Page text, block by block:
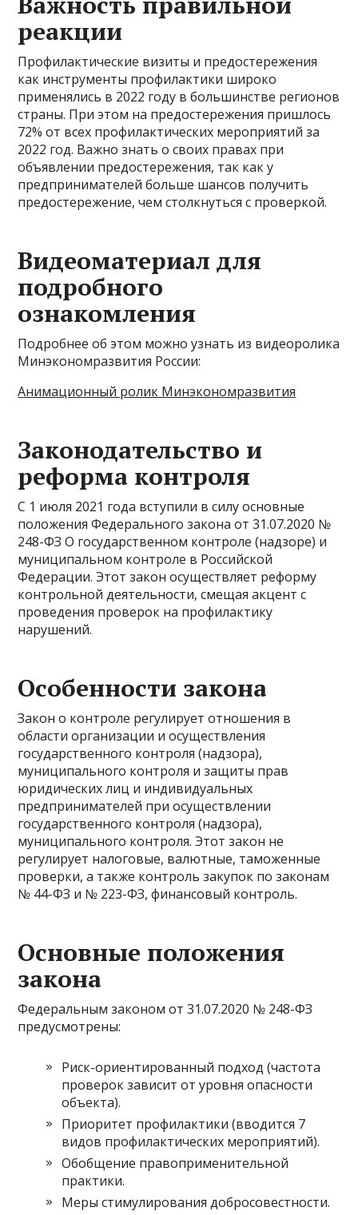
реакции
Профилактические визиты и предостережения
как инструменты профилактики широко
применялись в 2022 году в большинстве регионов
страны. При этом на предостережения пришлось
72% от всех профилактических мероприятий за
2022 год. Важно знать о своих правах при
объявлении предостережения, так как у
предпринимателей больше шансов получить
предостережение, чем столкнуться с проверкой.
Видеоматериал для
подробного
ознакомления
Подробнее об этом можно узнать из видеоролика
Минэкономразвития России:
Анимационный ролик Минэкономразвития
Законодательство и
реформа контроля
С 1 июля 2021 года вступили в силу основные
положения Федерального закона от 31.07.2020 №
248-ФЗ О государственном контроле (надзоре) и
муниципальном контроле в Российской
Федерации. Этот закон осуществляет реформу
контрольной деятельности, смещая акцент с
проведения проверок на профилактику
нарушений.
Особенности закона
Закон о контроле регулирует отношения в
области организации и осуществления
государственного контроля (надзора),
муниципального контроля и защиты прав
юридических лиц и индивидуальных
предпринимателей при осуществлении
государственного контроля (надзора),
муниципального контроля. Этот закон не
регулирует налоговые, валютные, таможенные
проверки, а также контроль закупок по законам
№ 44-ФЗ и № 223-ФЗ, финансовый контроль.
Основные положения
закона
Федеральным законом от 31.07.2020 № 248-ФЗ
предусмотрены:
Риск-ориентированный подход (частота
проверок зависит от уровня опасности
объекта).
Приоритет профилактики (вводится 7
видов профилактических мероприятий).
Обобщение правоприменительной
практики.
Меры стимулирования добросовестности.